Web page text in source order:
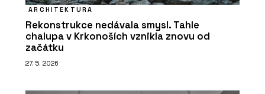
ARCHITEKTURA
Rekonstrukce nedávala smysl. Tahle
chalupa v Krkonoších vznikla znovu od
začátku
27. 5. 2026